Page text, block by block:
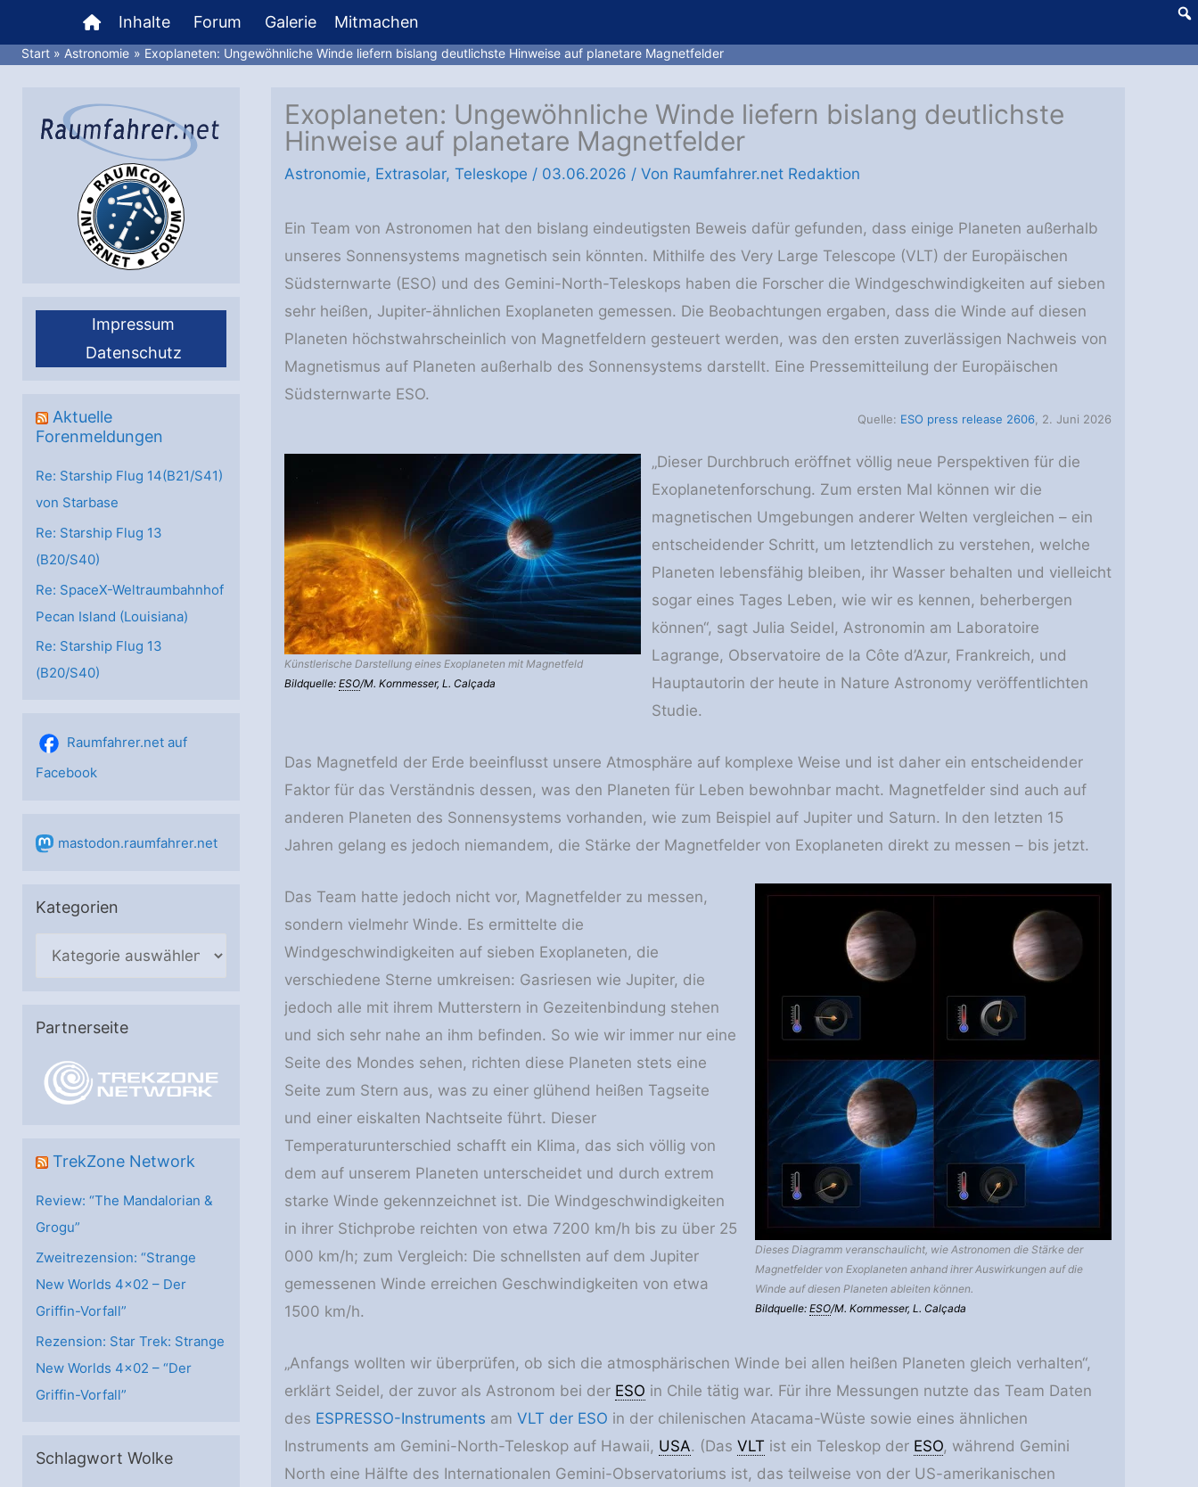
Inhalt
springen
Inhalte Forum Galerie Mitmachen
Start Astronomie Exoplaneten: Ungewöhnliche Winde liefern bislang deutlichste Hinweise auf planetare Magnetfelder
Impressum
Datenschutz
Aktuelle
Forenmeldungen
Re: Starship Flug 14(B21/S41)
von Starbase
Re: Starship Flug 13
(B20/S40)
Re: SpaceX-Weltraumbahnhof
Pecan Island (Louisiana)
Re: Starship Flug 13
(B20/S40)
Raumfahrer.net auf
Facebook
mastodon.raumfahrer.net
Kategorien
e
e
Partnerseite
TrekZone Network
Review: “The Mandalorian &
Grogu”
Zweitrezension: “Strange
New Worlds 4×02 – Der
Griffin-Vorfall”
Rezension: Star Trek: Strange
New Worlds 4×02 – “Der
Griffin-Vorfall”
Schlagwort Wolke
Exoplaneten: Ungewöhnliche Winde liefern bislang deutlichste
Hinweise auf planetare Magnetfelder
Astronomie, Extrasolar, Teleskope / 03.06.2026 / Von Raumfahrer.net Redaktion
Ein Team von Astronomen hat den bislang eindeutigsten Beweis dafür gefunden, dass einige Planeten außerhalb
unseres Sonnensystems magnetisch sein könnten. Mithilfe des Very Large Telescope (VLT) der Europäischen
Südsternwarte (ESO) und des Gemini-North-Teleskops haben die Forscher die Windgeschwindigkeiten auf sieben
sehr heißen, Jupiter-ähnlichen Exoplaneten gemessen. Die Beobachtungen ergaben, dass die Winde auf diesen
Planeten höchstwahrscheinlich von Magnetfeldern gesteuert werden, was den ersten zuverlässigen Nachweis von
Magnetismus auf Planeten außerhalb des Sonnensystems darstellt. Eine Pressemitteilung der Europäischen
Südsternwarte ESO.
Quelle: ESO press release 2606 , 2. Juni 2026
Künstlerische Darstellung eines Exoplaneten mit Magnetfeld
Bildquelle: ESO/M. Kornmesser, L. Calçada
„Dieser Durchbruch eröffnet völlig neue Perspektiven für die
Exoplanetenforschung. Zum ersten Mal können wir die
magnetischen Umgebungen anderer Welten vergleichen – ein
entscheidender Schritt, um letztendlich zu verstehen, welche
Planeten lebensfähig bleiben, ihr Wasser behalten und vielleicht
sogar eines Tages Leben, wie wir es kennen, beherbergen
können“, sagt Julia Seidel, Astronomin am Laboratoire
Lagrange, Observatoire de la Côte d’Azur, Frankreich, und
Hauptautorin der heute in Nature Astronomy veröffentlichten
Studie.
Das Magnetfeld der Erde beeinflusst unsere Atmosphäre auf komplexe Weise und ist daher ein entscheidender
Faktor für das Verständnis dessen, was den Planeten für Leben bewohnbar macht. Magnetfelder sind auch auf
anderen Planeten des Sonnensystems vorhanden, wie zum Beispiel auf Jupiter und Saturn. In den letzten 15
Jahren gelang es jedoch niemandem, die Stärke der Magnetfelder von Exoplaneten direkt zu messen – bis jetzt.
Dieses Diagramm veranschaulicht, wie Astronomen die Stärke der
Magnetfelder von Exoplaneten anhand ihrer Auswirkungen auf die
Winde auf diesen Planeten ableiten können.
Bildquelle:ESO/M. Kornmesser, L. Calçada
Das Team hatte jedoch nicht vor, Magnetfelder zu messen,
sondern vielmehr Winde. Es ermittelte die
Windgeschwindigkeiten auf sieben Exoplaneten, die
verschiedene Sterne umkreisen: Gasriesen wie Jupiter, die
jedoch alle mit ihrem Mutterstern in Gezeitenbindung stehen
und sich sehr nahe an ihm befinden. So wie wir immer nur eine
Seite des Mondes sehen, richten diese Planeten stets eine
Seite zum Stern aus, was zu einer glühend heißen Tagseite
und einer eiskalten Nachtseite führt. Dieser
Temperaturunterschied schafft ein Klima, das sich völlig von
dem auf unserem Planeten unterscheidet und durch extrem
starke Winde gekennzeichnet ist. Die Windgeschwindigkeiten
in ihrer Stichprobe reichten von etwa 7200 km/h bis zu über 25
000 km/h; zum Vergleich: Die schnellsten auf dem Jupiter
gemessenen Winde erreichen Geschwindigkeiten von etwa
1500 km/h.
„Anfangs wollten wir überprüfen, ob sich die atmosphärischen Winde bei allen heißen Planeten gleich verhalten“,
erklärt Seidel, der zuvor als Astronom bei der ESO in Chile tätig war. Für ihre Messungen nutzte das Team Daten
des ESPRESSO-Instruments am VLT der ESO in der chilenischen Atacama-Wüste sowie eines ähnlichen
Instruments am Gemini-North-Teleskop auf Hawaii, USA. (Das VLT ist ein Teleskop der ESO, während Gemini
North eine Hälfte des Internationalen Gemini-Observatoriums ist, das teilweise von der US-amerikanischen